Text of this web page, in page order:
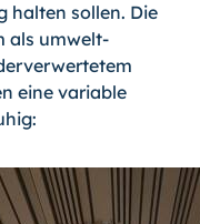
halten sollen. Die
als umwelt­
eine variable